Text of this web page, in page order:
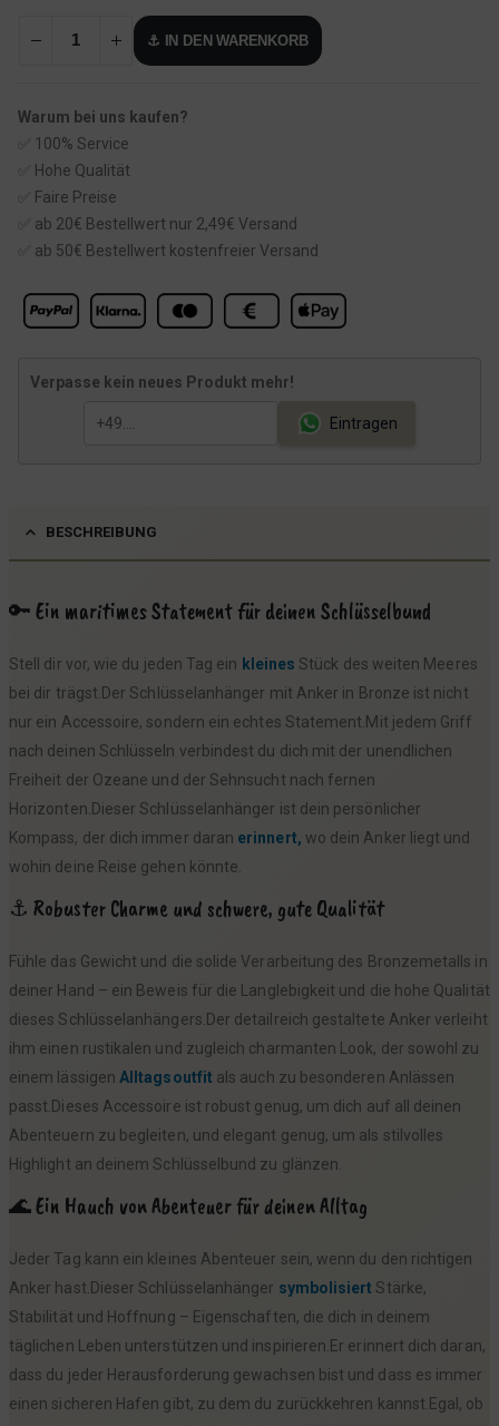
p
ü
n
g
l
i
c
h
e
P
r
w
r
4
,
9
9
€
t
u
P
r
e
i
i
9
€
.
⚓ IN DEN WARENKORB
Warum bei uns kaufen?
✅ 100% Service
✅ Hohe Qualität
✅ Faire Preise
✅ ab 20€ Bestellwert nur 2,49€ Versand
✅ ab 50€ Bestellwert kostenfreier Versand
Verpasse kein neues Produkt mehr!
Eintragen
BESCHREIBUNG
🔑 Ein maritimes Statement für deinen Schlüsselbund
Stell dir vor, wie du jeden Tag ein kleines Stück des weiten Meeres
bei dir trägst.Der Schlüsselanhänger mit Anker in Bronze ist nicht
nur ein Accessoire, sondern ein echtes Statement.Mit jedem Griff
nach deinen Schlüsseln verbindest du dich mit der unendlichen
Freiheit der Ozeane und der Sehnsucht nach fernen
Horizonten.Dieser Schlüsselanhänger ist dein persönlicher
Kompass, der dich immer daran erinnert, wo dein Anker liegt und
wohin deine Reise gehen könnte.
⚓ Robuster Charme und schwere, gute Qualität
Fühle das Gewicht und die solide Verarbeitung des Bronzemetalls in
deiner Hand – ein Beweis für die Langlebigkeit und die hohe Qualität
dieses Schlüsselanhängers.Der detailreich gestaltete Anker verleiht
ihm einen rustikalen und zugleich charmanten Look, der sowohl zu
einem lässigen Alltagsoutfit als auch zu besonderen Anlässen
passt.Dieses Accessoire ist robust genug, um dich auf all deinen
Abenteuern zu begleiten, und elegant genug, um als stilvolles
Highlight an deinem Schlüsselbund zu glänzen.
🌊 Ein Hauch von Abenteuer für deinen Alltag
Jeder Tag kann ein kleines Abenteuer sein, wenn du den richtigen
Anker hast.Dieser Schlüsselanhänger symbolisiert Stärke,
Stabilität und Hoffnung – Eigenschaften, die dich in deinem
täglichen Leben unterstützen und inspirieren.Er erinnert dich daran,
dass du jeder Herausforderung gewachsen bist und dass es immer
einen sicheren Hafen gibt, zu dem du zurückkehren kannst.Egal, ob